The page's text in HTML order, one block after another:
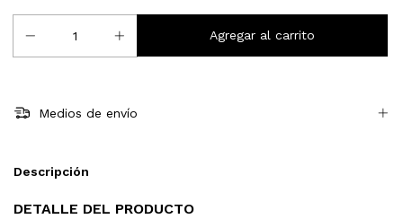
Medios de envío
Descripción
DETALLE DEL PRODUCTO